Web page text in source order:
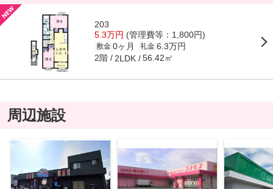
203
5.3万円 (管理費等：1,800円)
敷金 0ヶ月 礼金 6.3万円
2階 2LDK 56.42㎡
周辺施設